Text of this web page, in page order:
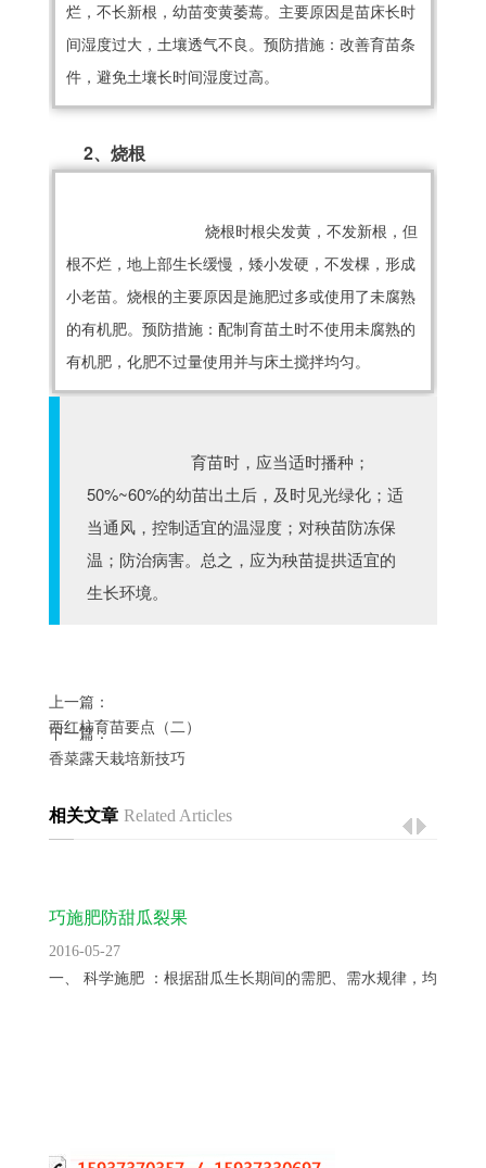
烂，不长新根，幼苗变黄萎蔫。主要原因是苗床长时
间湿度过大，土壤透气不良。预防措施：改善育苗条
件，避免土壤长时间湿度过高。
2、烧根
烧根时根尖发黄，不发新根，但
根不烂，地上部生长缓慢，矮小发硬，不发棵，形成
小老苗。烧根的主要原因是施肥过多或使用了未腐熟
的有机肥。预防措施：配制育苗土时不使用未腐熟的
有机肥，化肥不过量使用并与床土搅拌均匀。
育苗时，应当适时播种；
50%~60%的幼苗出土后，及时见光绿化；适
当通风，控制适宜的温湿度；对秧苗防冻保
温；防治病害。总之，应为秧苗提拱适宜的
生长环境。
上一篇：
西红柿育苗要点（二）
下一篇：
香菜露天栽培新技巧
相关文章 Related Articles
巧施肥防甜瓜裂果
2016-05-27
一、 科学施肥 ：根据甜瓜生长期间的需肥、需水规律，均衡供...